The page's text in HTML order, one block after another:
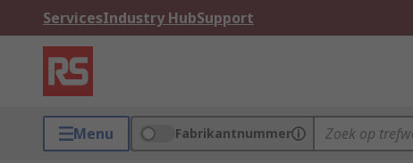
ServicesIndustry HubSupport
Menu Fabrikantnummer